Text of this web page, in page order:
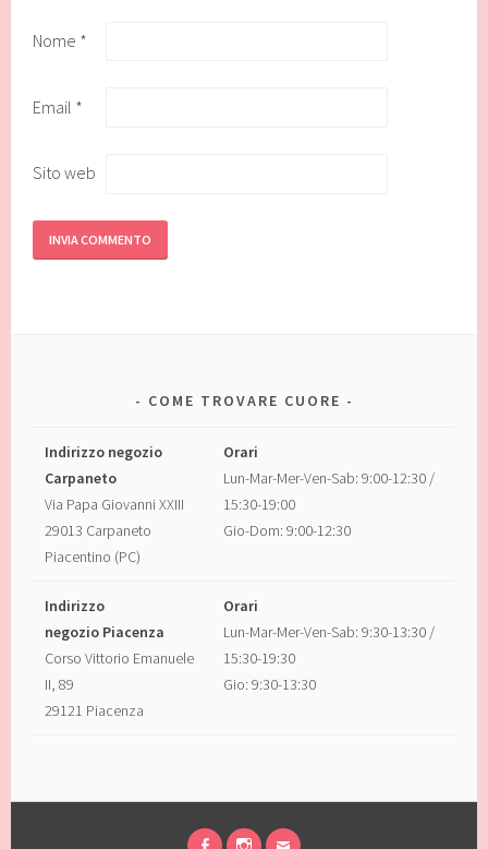
Nome *
Email *
Sito web
COME TROVARE CUORE
Indirizzo negozio
Carpaneto
Via Papa Giovanni XXIII
29013 Carpaneto
Piacentino (PC)
Orari
Lun-Mar-Mer-Ven-Sab: 9:00-12:30 /
15:30-19:00
Gio-Dom: 9:00-12:30
Indirizzo
negozio Piacenza
Corso Vittorio Emanuele
II, 89
29121 Piacenza
Orari
Lun-Mar-Mer-Ven-Sab: 9:30-13:30 /
15:30-19:30
Gio: 9:30-13:30